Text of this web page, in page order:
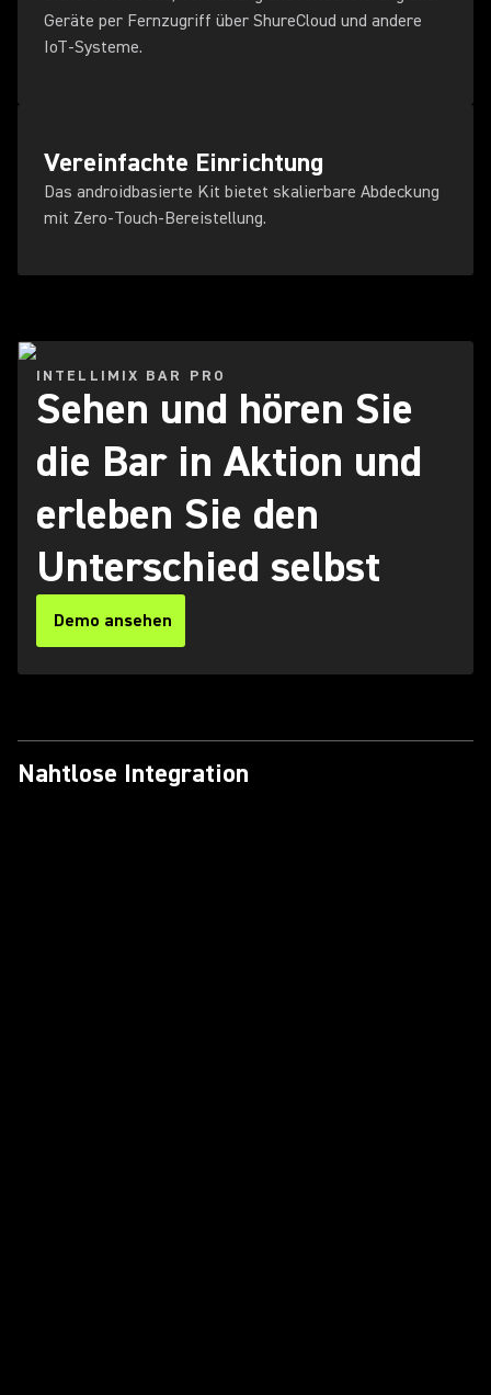
Geräte per Fernzugriff über ShureCloud und andere
IoT-Systeme.
Vereinfachte Einrichtung
Das androidbasierte Kit bietet skalierbare Abdeckung
mit Zero-Touch-Bereistellung.
INTELLIMIX BAR PRO
Sehen und hören Sie
die Bar in Aktion und
erleben Sie den
Unterschied selbst
Demo ansehen
Nahtlose Integration